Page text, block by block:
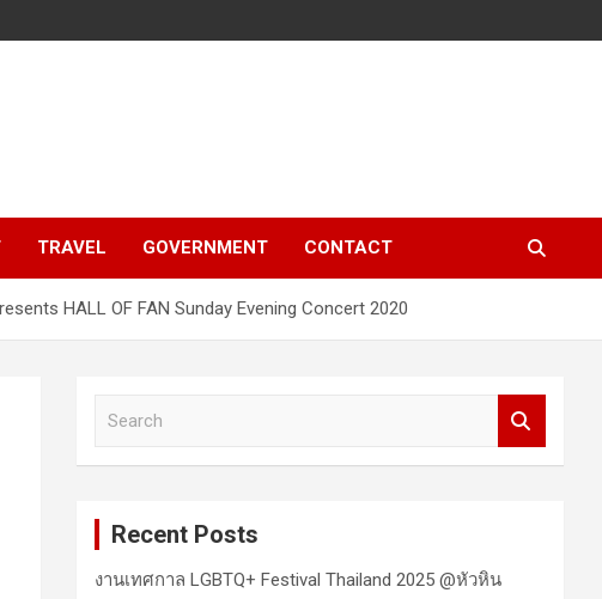
TRAVEL GOVERNMENT CONTACT
HALL OF FAN Sunday Evening Concert 2020
Recent Posts
งานเทศกาล LGBTQ+ Festival Thailand 2025 @หัวหิน